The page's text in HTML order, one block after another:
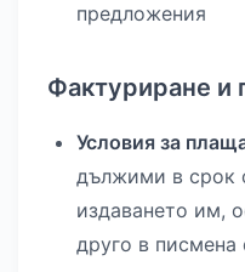
предложения
Фактуриране и
Условия за
дължими в срок
издаването им,
друго в